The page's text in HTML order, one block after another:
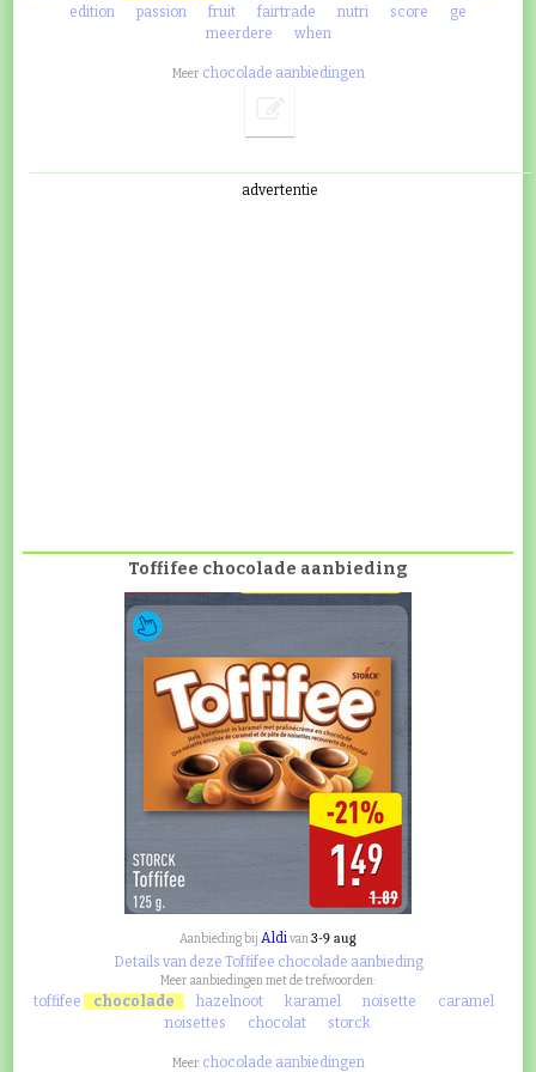
edition
passion fruit fairtrade nutri score
ge
meerdere
when
Meer chocolade aanbiedingen
advertentie
Toffifee chocolade aanbieding
Aanbieding bij Aldivan3-9 aug
Details van deze Toffifee chocolade aanbieding
Meer aanbiedingen met de trefwoorden:
toffifee chocolade hazelnoot karamel noisette
caramel
noisettes
chocolat storck
Meer chocolade aanbiedingen